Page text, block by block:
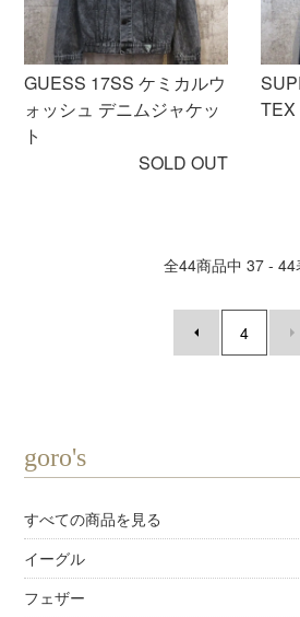
GUESS 17SS ケミカルウ
ォッシュ デニムジャケッ
ト
SOLD OUT
TEX
全44商品中 37 - 44
4
goro's
すべての商品を見る
イーグル
フェザー